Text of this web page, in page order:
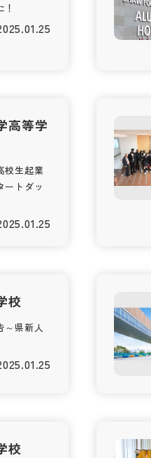
高等学
校生起業
ートダッ
校
～県新人
校